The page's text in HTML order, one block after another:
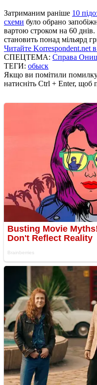
Затриманим раніше 10
схеми було обрано
вартою строком на 60
становить понад мільярд
Читайте Korrespondent.net
СПЕЦТЕМА: Справа
ТЕГИ: обыск
Якщо ви помітили помилку,
натисніть Ctrl + Enter, щоб